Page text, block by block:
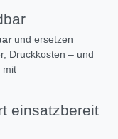
und ersetzen
Druckkosten – und
mit
einsatzbereit